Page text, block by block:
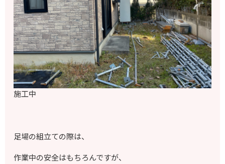
施工中
足場の組立ての際は、
作業中の安全はもちろんですが、